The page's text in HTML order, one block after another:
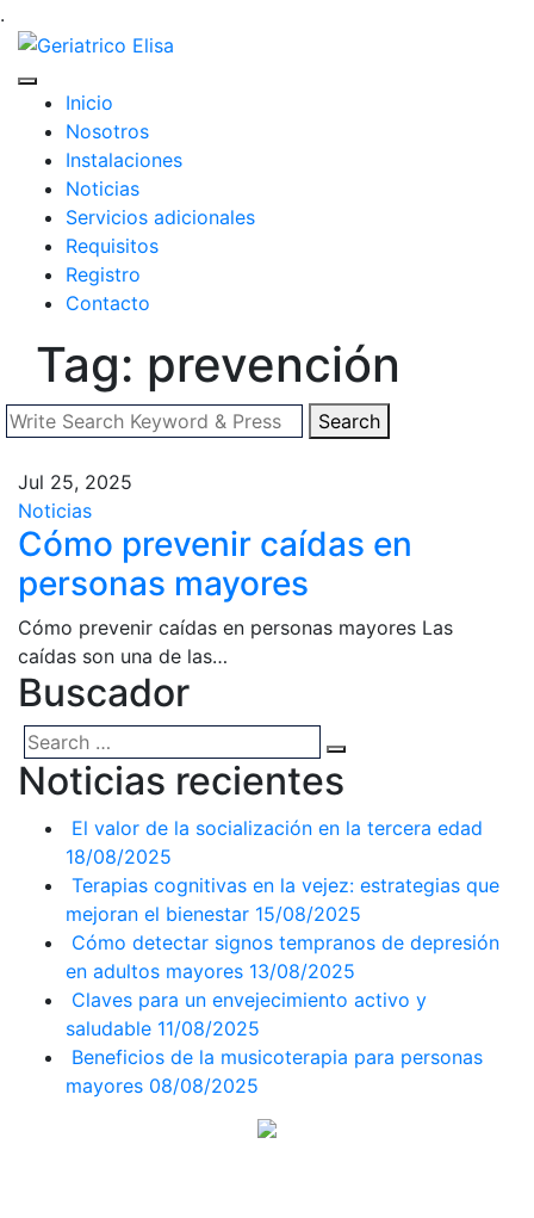
.
Inicio
Nosotros
Instalaciones
Noticias
Servicios adicionales
Requisitos
Registro
Contacto
Tag: prevención
Search
Jul 25, 2025
Noticias
Cómo prevenir caídas en
personas mayores
Cómo prevenir caídas en personas mayores Las
caídas son una de las…
Buscador
Noticias recientes
El valor de la socialización en la tercera edad
18/08/2025
Terapias cognitivas en la vejez: estrategias que
mejoran el bienestar 15/08/2025
Cómo detectar signos tempranos de depresión
en adultos mayores 13/08/2025
Claves para un envejecimiento activo y
saludable 11/08/2025
Beneficios de la musicoterapia para personas
mayores 08/08/2025